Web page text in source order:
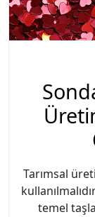
Tarımsal
temel